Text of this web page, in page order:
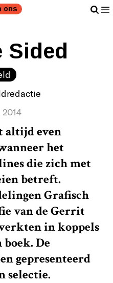
ons
Sided
altijd even
het
die zich met
betreft.
Grafisch
van de Gerrit
in koppels
De
gepresenteerd
selectie.